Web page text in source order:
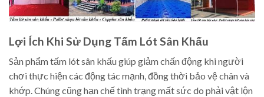
Lợi Ích Khi Sử Dụng Tấm Lót Sân Khấu
Sản phẩm tấm lót sân khấu giúp giảm chấn động khi người
chơi thực hiện các động tác mạnh, đồng thời bảo vệ chân và
khớp. Chúng cũng hạn chế tình trạng mất sức do phải vật lộn